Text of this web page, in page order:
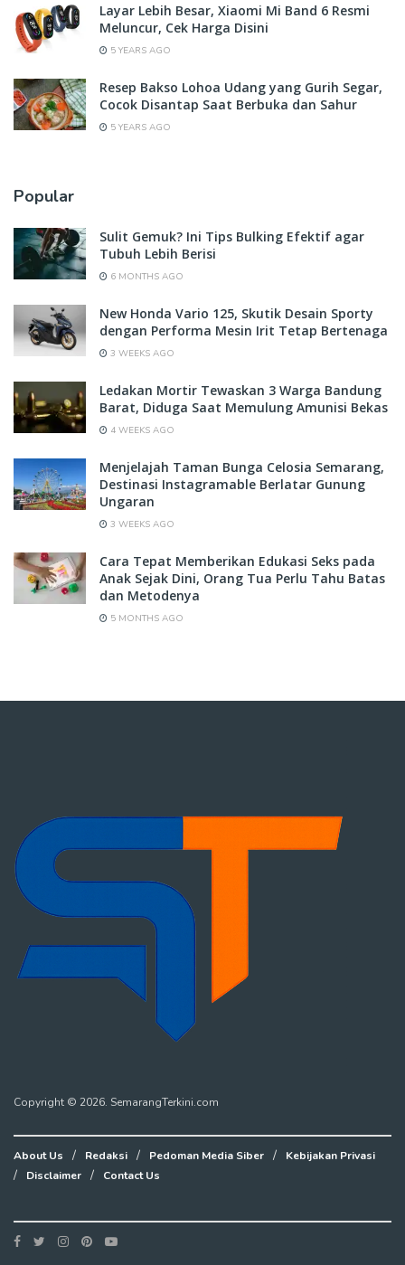
Layar Lebih Besar, Xiaomi Mi Band 6 Resmi
Meluncur, Cek Harga Disini
5 YEARS AGO
Resep Bakso Lohoa Udang yang Gurih Segar,
Cocok Disantap Saat Berbuka dan Sahur
5 YEARS AGO
Popular
Sulit Gemuk? Ini Tips Bulking Efektif agar
Tubuh Lebih Berisi
6 MONTHS AGO
New Honda Vario 125, Skutik Desain Sporty
dengan Performa Mesin Irit Tetap Bertenaga
3 WEEKS AGO
Ledakan Mortir Tewaskan 3 Warga Bandung
Barat, Diduga Saat Memulung Amunisi Bekas
4 WEEKS AGO
Menjelajah Taman Bunga Celosia Semarang,
Destinasi Instagramable Berlatar Gunung
Ungaran
3 WEEKS AGO
Cara Tepat Memberikan Edukasi Seks pada
Anak Sejak Dini, Orang Tua Perlu Tahu Batas
dan Metodenya
5 MONTHS AGO
Copyright © 2026. SemarangTerkini.com
About Us Redaksi Pedoman Media Siber
Kebijakan Privasi
Disclaimer
Contact Us